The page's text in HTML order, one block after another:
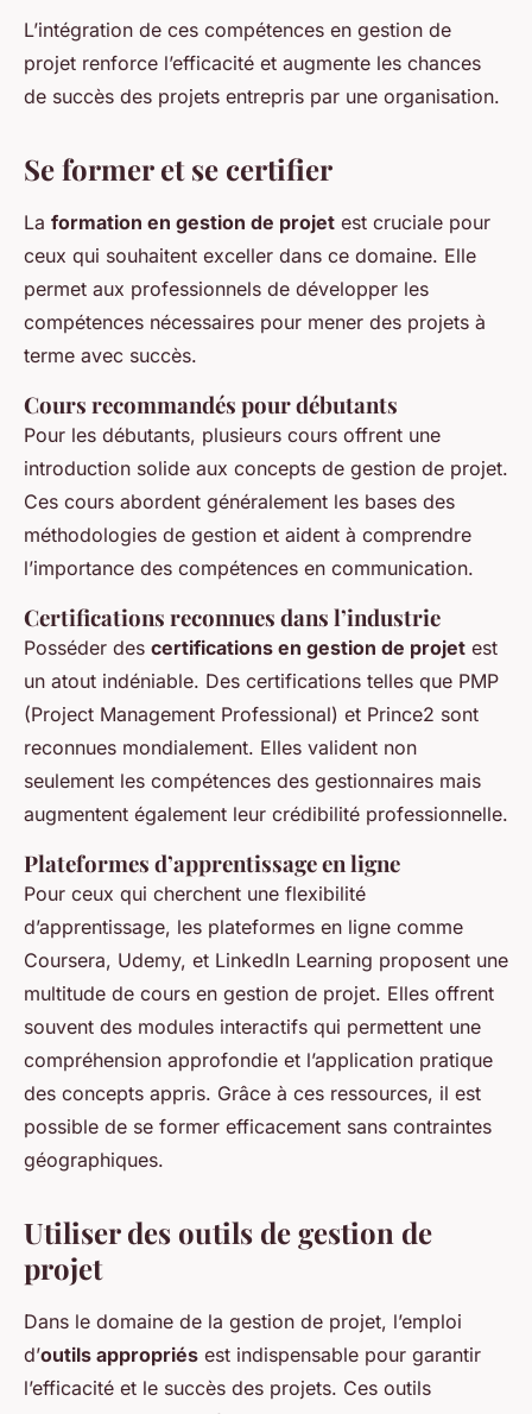
L’intégration de ces compétences en gestion de
projet renforce l’efficacité et augmente les chances
de succès des projets entrepris par une organisation.
Se former et se certifier
La formation en gestion de projet est cruciale pour
ceux qui souhaitent exceller dans ce domaine. Elle
permet aux professionnels de développer les
compétences nécessaires pour mener des projets à
terme avec succès.
Cours recommandés pour débutants
Pour les débutants, plusieurs cours offrent une
introduction solide aux concepts de gestion de projet.
Ces cours abordent généralement les bases des
méthodologies de gestion et aident à comprendre
l’importance des compétences en communication.
Certifications reconnues dans l’industrie
Posséder des certifications en gestion de projet est
un atout indéniable. Des certifications telles que PMP
(Project Management Professional) et Prince2 sont
reconnues mondialement. Elles valident non
seulement les compétences des gestionnaires mais
augmentent également leur crédibilité professionnelle.
Plateformes d’apprentissage en ligne
Pour ceux qui cherchent une flexibilité
d’apprentissage, les plateformes en ligne comme
Coursera, Udemy, et LinkedIn Learning proposent une
multitude de cours en gestion de projet. Elles offrent
souvent des modules interactifs qui permettent une
compréhension approfondie et l’application pratique
des concepts appris. Grâce à ces ressources, il est
possible de se former efficacement sans contraintes
géographiques.
Utiliser des outils de gestion de
projet
Dans le domaine de la gestion de projet, l’emploi
d’outils appropriés est indispensable pour garantir
l’efficacité et le succès des projets. Ces outils